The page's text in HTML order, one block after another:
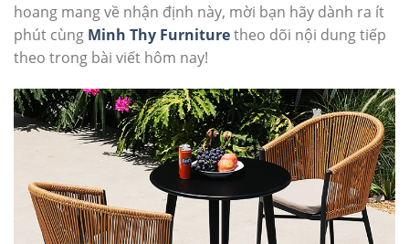
hoang mang về nhận định này, mời bạn hãy dành ra ít
phút cùng Minh Thy Furnituretheo dõi nội dung tiếp
theo trong bài viết hôm nay!